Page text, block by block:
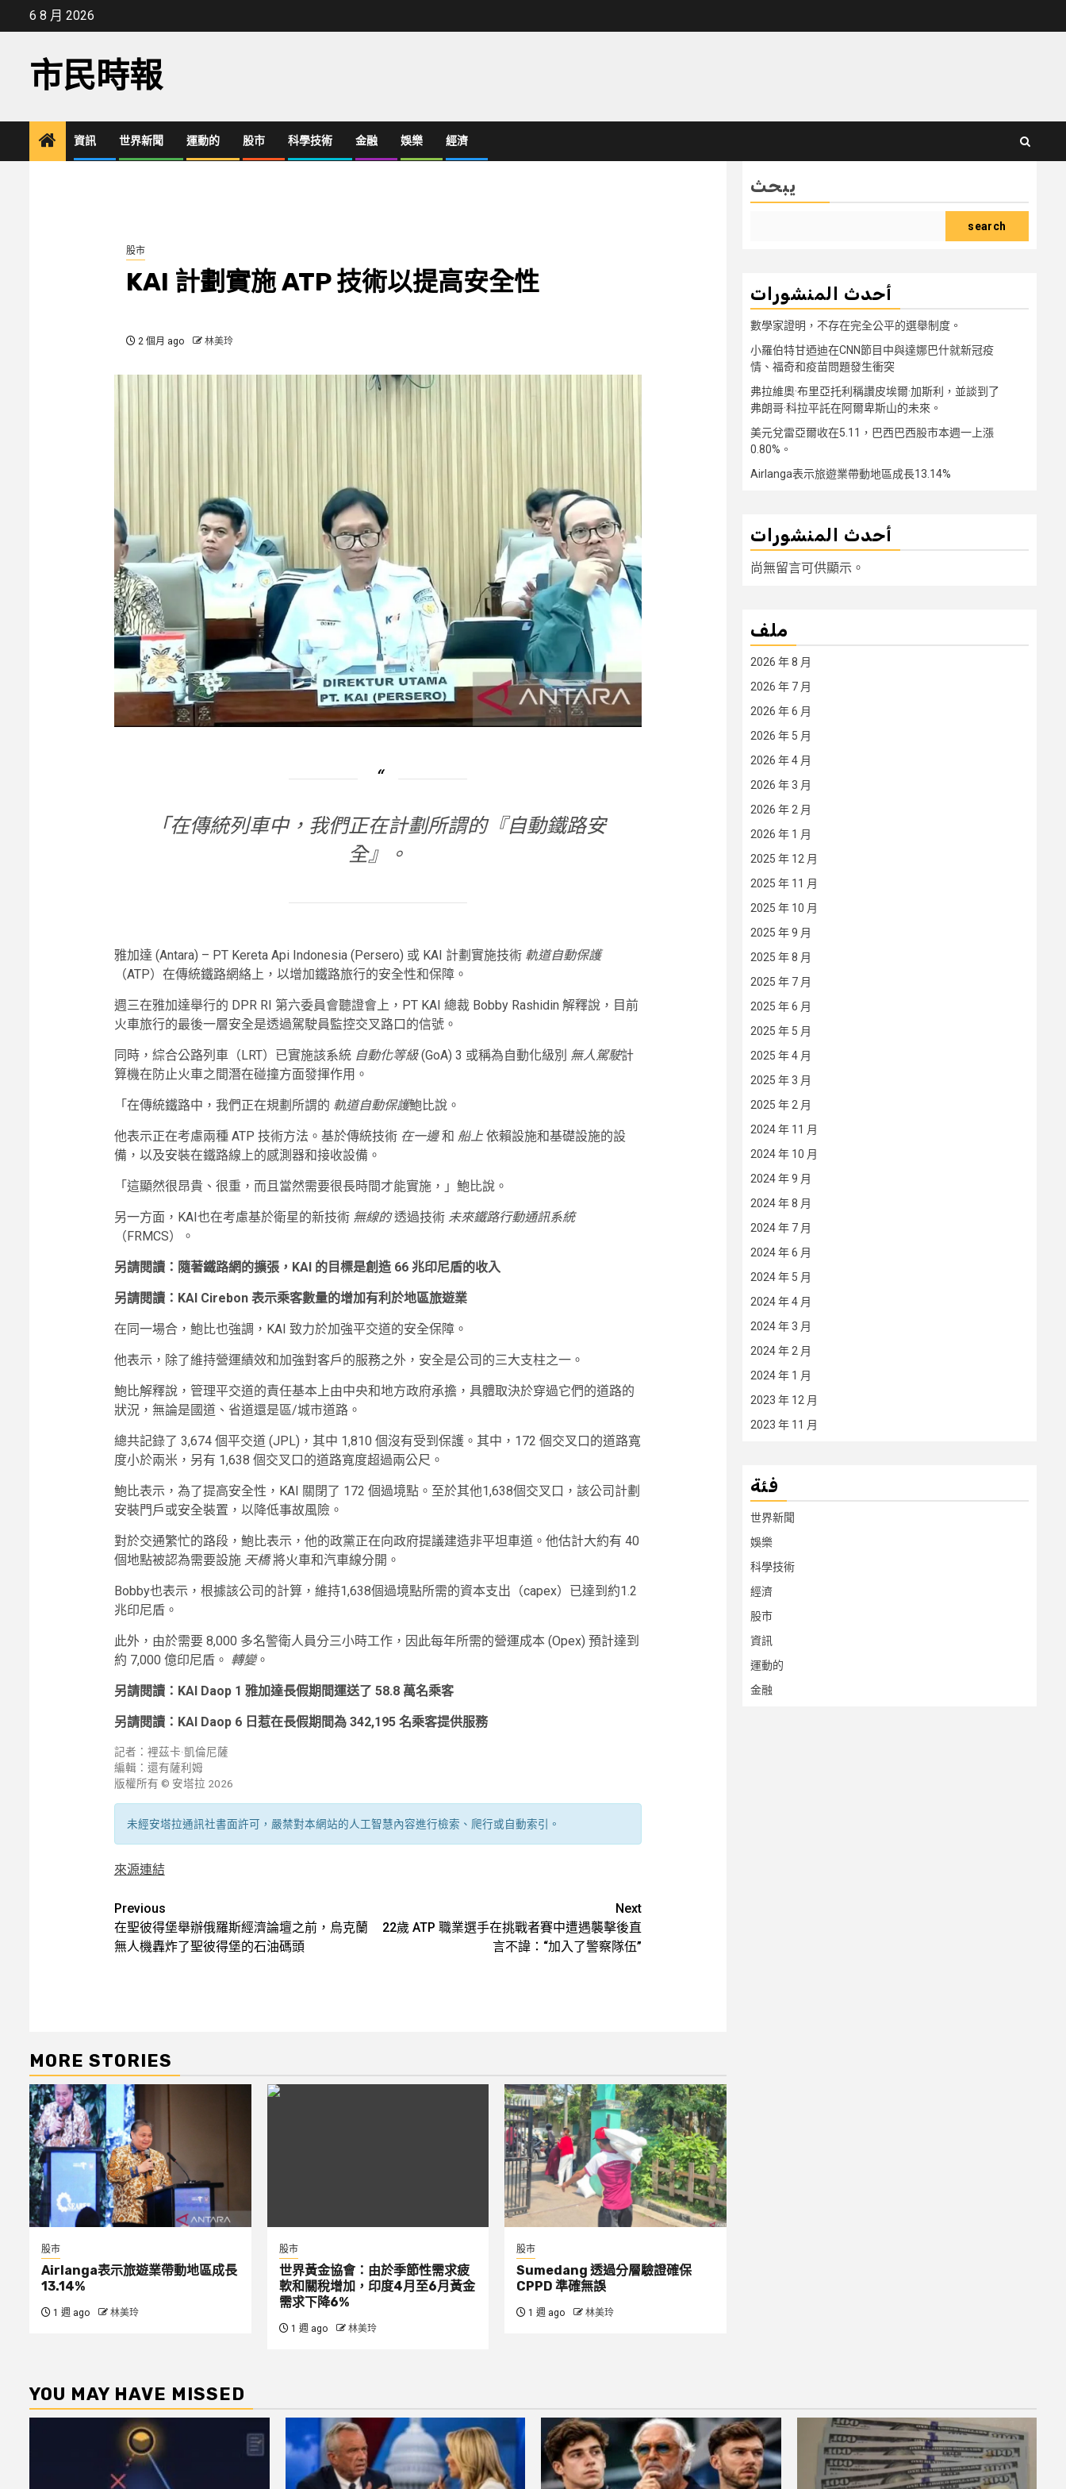
6 8 月 2026
市民時報
資訊 世界新聞 運動的 股市 科學技術 金融 娛樂 經濟
股市
KAI 計劃實施 ATP 技術以提高安全性
2 個月 ago 林美玲
「在傳統列車中，我們正在計劃所謂的『自動鐵路安
全』。
雅加達 (Antara) – PT Kereta Api Indonesia (Persero) 或 KAI 計劃實施技術 軌道自動保護
（ATP）在傳統鐵路網絡上，以增加鐵路旅行的安全性和保障。
週三在雅加達舉行的 DPR RI 第六委員會聽證會上，PT KAI 總裁 Bobby Rashidin 解釋說，目前
火車旅行的最後一層安全是透過駕駛員監控交叉路口的信號。
同時，綜合公路列車（LRT）已實施該系統 自動化等級(GoA) 3 或稱為自動化級別 無人駕駛計
算機在防止火車之間潛在碰撞方面發揮作用。
「在傳統鐵路中，我們正在規劃所謂的 軌道自動保護鮑比說。
他表示正在考慮兩種 ATP 技術方法。基於傳統技術 在一邊和 船上依賴設施和基礎設施的設
備，以及安裝在鐵路線上的感測器和接收設備。
「這顯然很昂貴、很重，而且當然需要很長時間才能實施，」鮑比說。
另一方面，KAI也在考慮基於衛星的新技術 無線的透過技術 未來鐵路行動通訊系統
（FRMCS）。
另請閱讀：隨著鐵路網的擴張，KAI 的目標是創造 66 兆印尼盾的收入
另請閱讀：KAI Cirebon 表示乘客數量的增加有利於地區旅遊業
在同一場合，鮑比也強調，KAI 致力於加強平交道的安全保障。
他表示，除了維持營運績效和加強對客戶的服務之外，安全是公司的三大支柱之一。
鮑比解釋說，管理平交道的責任基本上由中央和地方政府承擔，具體取決於穿過它們的道路的
狀況，無論是國道、省道還是區/城市道路。
總共記錄了 3,674 個平交道 (JPL)，其中 1,810 個沒有受到保護。其中，172 個交叉口的道路寬
度小於兩米，另有 1,638 個交叉口的道路寬度超過兩公尺。
鮑比表示，為了提高安全性，KAI 關閉了 172 個過境點。至於其他1,638個交叉口，該公司計劃
安裝門戶或安全裝置，以降低事故風險。
對於交通繁忙的路段，鮑比表示，他的政黨正在向政府提議建造非平坦車道。他估計大約有 40
個地點被認為需要設施 天橋將火車和汽車線分開。
Bobby也表示，根據該公司的計算，維持1,638個過境點所需的資本支出（capex）已達到約1.2
兆印尼盾。
此外，由於需要 8,000 多名警衛人員分三小時工作，因此每年所需的營運成本 (Opex) 預計達到
約 7,000 億印尼盾。 轉變。
另請閱讀：KAI Daop 1 雅加達長假期間運送了 58.8 萬名乘客
另請閱讀：KAI Daop 6 日惹在長假期間為 342,195 名乘客提供服務
記者：裡茲卡·凱倫尼薩
編輯：還有薩利姆
版權所有 © 安塔拉 2026
未經安塔拉通訊社書面許可，嚴禁對本網站的人工智慧內容進行檢索、爬行或自動索引。
來源連結
Post
navigation
Previous
在聖彼得堡舉辦俄羅斯經濟論壇之前，烏克蘭
無人機轟炸了聖彼得堡的石油碼頭
Next
22歲 ATP 職業選手在挑戰者賽中遭遇襲擊後直
言不諱：“加入了警察隊伍”
MORE STORIES
股市
Airlanga表示旅遊業帶動地區成長
13.14%
1 週 ago 林美玲
股市
世界黃金協會：由於季節性需求疲
軟和關稅增加，印度4月至6月黃金
需求下降6%
1 週 ago 林美玲
股市
Sumedang 透過分層驗證確保
CPPD 準確無誤
1 週 ago 林美玲
يبحث
search
أحدث المنشورات
數學家證明，不存在完全公平的選舉制度。
小羅伯特甘迺迪在CNN節目中與達娜巴什就新冠疫
情、福奇和疫苗問題發生衝突
弗拉維奧·布里亞托利稱讚皮埃爾·加斯利，並談到了
弗朗哥·科拉平託在阿爾卑斯山的未來。
美元兌雷亞爾收在5.11，巴西巴西股市本週一上漲
0.80%。
Airlanga表示旅遊業帶動地區成長13.14%
أحدث المنشورات
尚無留言可供顯示。
ملف
2026 年 8 月
2026 年 7 月
2026 年 6 月
2026 年 5 月
2026 年 4 月
2026 年 3 月
2026 年 2 月
2026 年 1 月
2025 年 12 月
2025 年 11 月
2025 年 10 月
2025 年 9 月
2025 年 8 月
2025 年 7 月
2025 年 6 月
2025 年 5 月
2025 年 4 月
2025 年 3 月
2025 年 2 月
2024 年 11 月
2024 年 10 月
2024 年 9 月
2024 年 8 月
2024 年 7 月
2024 年 6 月
2024 年 5 月
2024 年 4 月
2024 年 3 月
2024 年 2 月
2024 年 1 月
2023 年 12 月
2023 年 11 月
فئة
世界新聞
娛樂
科學技術
經濟
股市
資訊
運動的
金融
YOU MAY HAVE MISSED